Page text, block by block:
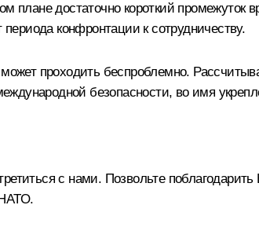
плане достаточно короткий
конфронтации к сотрудничеству.
проходить беспроблемно.
безопасности, во имя
с нами. Позвольте